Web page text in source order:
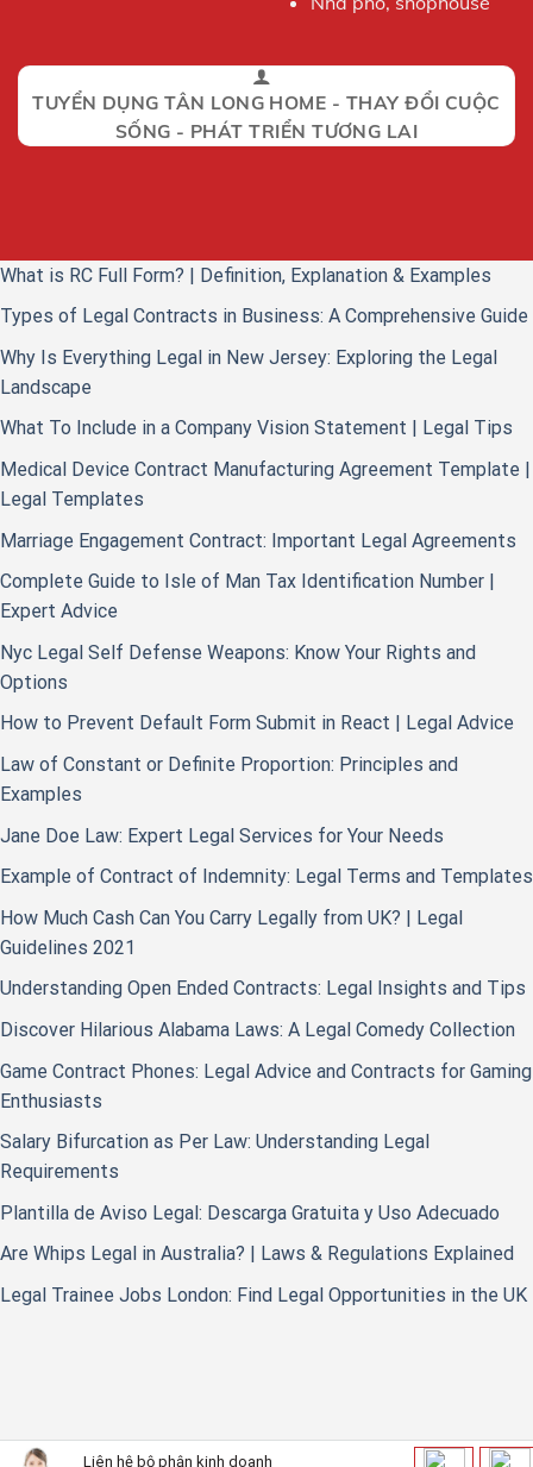
TUYỂN DỤNG TÂN LONG HOME - THAY ĐỔI CUỘC
SỐNG - PHÁT TRIỂN TƯƠNG LAI
Liên hệ bộ phận kinh doanh
What is RC Full Form? | Definition, Explanation & Examples
Types of Legal Contracts in Business: A Comprehensive Guide
Why Is Everything Legal in New Jersey: Exploring the Legal
Landscape
What To Include in a Company Vision Statement | Legal Tips
Medical Device Contract Manufacturing Agreement Template |
Legal Templates
Marriage Engagement Contract: Important Legal Agreements
Complete Guide to Isle of Man Tax Identification Number |
Expert Advice
Nyc Legal Self Defense Weapons: Know Your Rights and
Options
How to Prevent Default Form Submit in React | Legal Advice
Law of Constant or Definite Proportion: Principles and
Examples
Jane Doe Law: Expert Legal Services for Your Needs
Example of Contract of Indemnity: Legal Terms and Templates
How Much Cash Can You Carry Legally from UK? | Legal
Guidelines 2021
Understanding Open Ended Contracts: Legal Insights and Tips
Discover Hilarious Alabama Laws: A Legal Comedy Collection
Game Contract Phones: Legal Advice and Contracts for Gaming
Enthusiasts
Salary Bifurcation as Per Law: Understanding Legal
Requirements
Plantilla de Aviso Legal: Descarga Gratuita y Uso Adecuado
Are Whips Legal in Australia? | Laws & Regulations Explained
Legal Trainee Jobs London: Find Legal Opportunities in the UK